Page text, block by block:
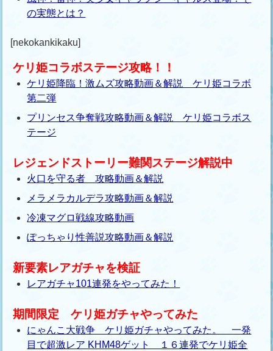
の実態とは？
[nekokankikaku]
ケリ姫コラボステージ攻略！！
ケリ姫降臨！激ムズ攻略動画＆解説 ケリ姫コラボ
第二弾
プリンセス争奪戦攻略動画＆解説 ケリ姫コラボス
テージ
レジェンドストーリー難関ステージ解説中
火口を守る者 攻略動画＆解説
メラメラカルデラ攻略動画＆解説
冷凍マグロ戦線攻略動画
ぽっちゃり性善説攻略動画＆解説
新要素レアガチャを検証
レアガチャ101連発をやってみた！
期間限定 ケリ姫ガチャやってみた
にゃんこ大戦争 ケリ姫ガチャやってみた。 一発
目で超激レア KHM48ゲット １６連発でケリ姫全